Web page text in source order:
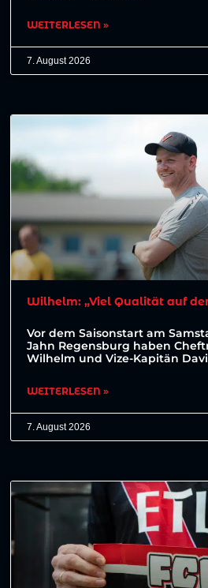
WEITERLESEN »
7. August 2026
Wilhelm: „Viel Qualität auf
Vor dem Saisonstart am
Jahn Regensburg haben
Wilhelm und Vize-Kapitän
WEITERLESEN »
7. August 2026